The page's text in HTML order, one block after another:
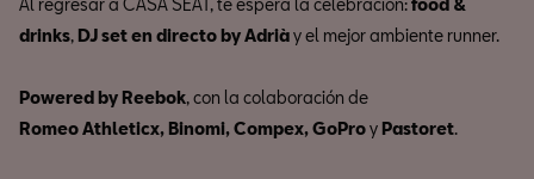
Al regresar a CASA SEAT, te espera la celebración:food &
drinks, DJ set en directo by Adriày el mejor ambiente runner.
Powered by Reebok, con la colaboración de
Romeo Athleticx, Binomi, Compex, GoProy Pastoret.